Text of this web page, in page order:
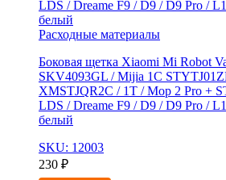
Расходные материалы
Боковая щетка Xiaomi Mi Robot
SKV4093GL / Mijia 1C
XMSTJQR2C / 1T / Mop 2 Pro +
LDS / Dreame F9 / D9 / D9 Pro /
белый
SKU: 12003
230 ₽